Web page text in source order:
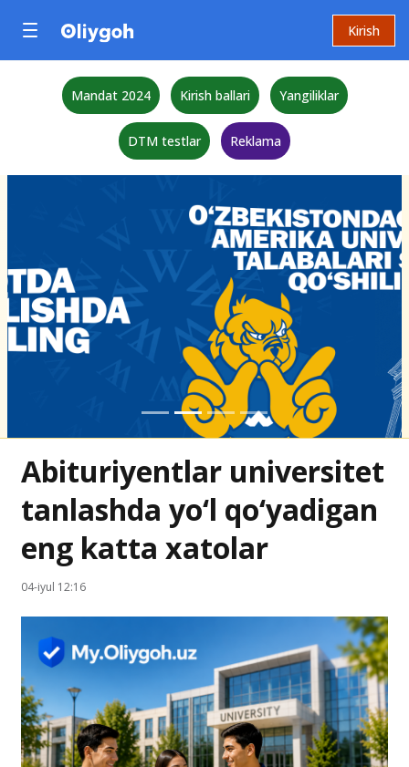
Kirish
Mandat 2024 Kirish ballari Yangiliklar
DTM testlar Reklama
Abituriyentlar universitet
tanlashda yo‘l qo‘yadigan
eng katta xatolar
04-iyul 12:16